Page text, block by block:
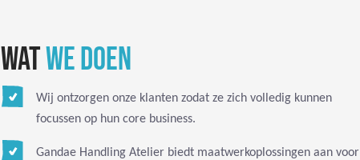
WATWE DOEN
Wij ontzorgen onze klanten zodat ze zich volledig kunnen
focussen op hun core business.
Gandae Handling Atelier biedt maatwerkoplossingen aan voor